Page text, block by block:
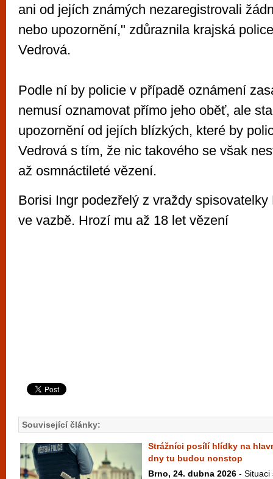
ani od jejích známých nezaregistrovali
nebo upozornění," zdůraznila krajská
Vedrová.
Podle ní by policie v případě oznámení
nemusí oznamovat přímo jeho oběť, ale
upozornění od jejích blízkých, které by
Vedrová s tím, že nic takového se však
až osmnáctileté vězení.
Borisi Ingr podezřelý z vraždy
ve vazbě. Hrozí mu až 18 let vězení
Související články:
Strážníci posílí hlídky na
dny tu budou nonstop
Brno, 24. dubna 2026 - Situaci